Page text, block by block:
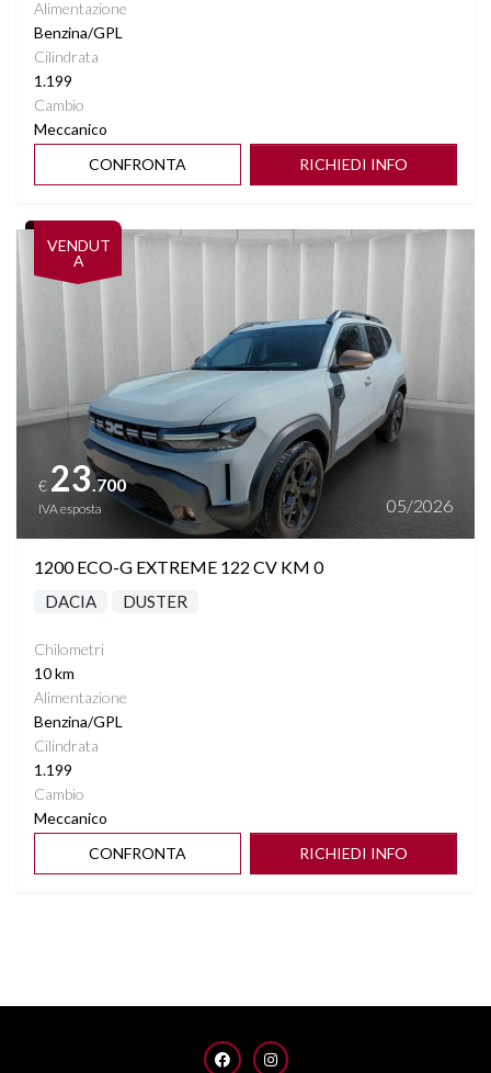
Alimentazione
Benzina/GPL
Cilindrata
1.199
Cambio
Meccanico
CONFRONTA
RICHIEDI INFO
VENDUT
A
Vedi dettagli
€ 23.700
IVA esposta 05/2026
1200 ECO-G EXTREME 122 CV KM 0
DACIA DUSTER
Chilometri
10 km
Alimentazione
Benzina/GPL
Cilindrata
1.199
Cambio
Meccanico
CONFRONTA
RICHIEDI INFO
FACEBOOKINSTAGRAM